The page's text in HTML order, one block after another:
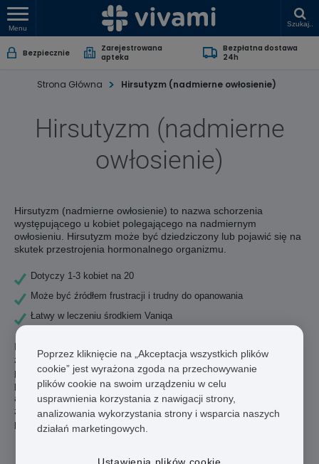
Menu
Szukaj..
Bezpiecznie
Zarejestrowana
apteka
Bezpłatna dostawa
24h
Strona Główna Hirsutyzm (nadmierne owłosienie)
Hirsutyzm (nadmierne
owłosienie)
Hirsutyzm (nadmierne owłosienie) to nazwa schorzenia
występującego u kobiet polegającego na nadmiernym
owłosieniu. Hirsutyzm może być dziedziczony lub pojawić się na
skutek przestrojenia hormonalnego organizmu.
Dotyczy 1-3 kobiet na 20
Może być źródłem frustracji i trudny do opanowania
Łatwy w leczeniu środkiem Vaniqa
Na Vivami.co oferujemy Ci dyskretną i wygodną usługę
zamówienia wybranego leku przez internet. Nasz lekarz
przeanalizuje wypełniony przez Ciebie formularz i jeśli
potwierdzi, że lek jest odpowiedni, zostanie wydany z naszej
apteki zarejestrowanej w Wielkiej Brytanii lub apteki
zarejestrowanej w jednym z krajów UE. Leki dostarczane są za
pośrednictwem firm kurierskich.
Poprzez kliknięcie na „Akceptacja wszystkich plików
cookie” jest wyrażona zgoda na przechowywanie
plików cookie na swoim urządzeniu w celu
usprawnienia korzystania z nawigacji strony,
analizowania wykorzystania strony i wsparcia naszych
działań marketingowych.
Ustawienia plików cookie